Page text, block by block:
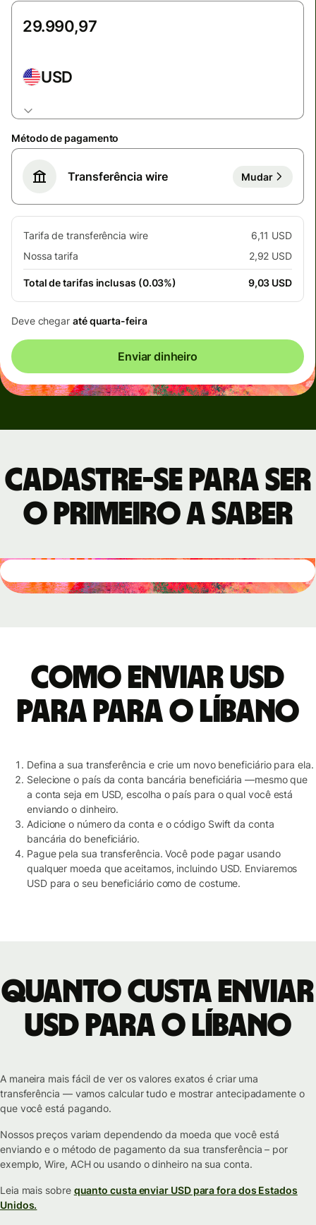
USD
Método de pagamento
Transferência wire Mudar
Tarifa de transferência wire
6,11 USD
Nossa tarifa
2,92 USD
Total de tarifas inclusas (0.03%) 9,03 USD
Deve chegar até quarta-feira
Enviar dinheiro
Cadastre-se para ser
o primeiro a saber
Como enviar USD
para para o Líbano
Defina a sua transferência e crie um novo beneficiário para ela.
Selecione o país da conta bancária beneficiária —mesmo que
a conta seja em USD, escolha o país para o qual você está
enviando o dinheiro.
Adicione o número da conta e o código Swift da conta
bancária do beneficiário.
Pague pela sua transferência. Você pode pagar usando
qualquer moeda que aceitamos, incluindo USD. Enviaremos
USD para o seu beneficiário como de costume.
Quanto custa enviar
USD para o Líbano
A maneira mais fácil de ver os valores exatos é criar uma
transferência — vamos calcular tudo e mostrar antecipadamente o
que você está pagando.
Nossos preços variam dependendo da moeda que você está
enviando e o método de pagamento da sua transferência – por
exemplo, Wire, ACH ou usando o dinheiro na sua conta.
Leia mais sobre quanto custa enviar USD para fora dos Estados
Unidos.